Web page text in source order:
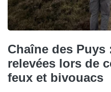
Chaîne des
relevées lors de
feux et bivouacs